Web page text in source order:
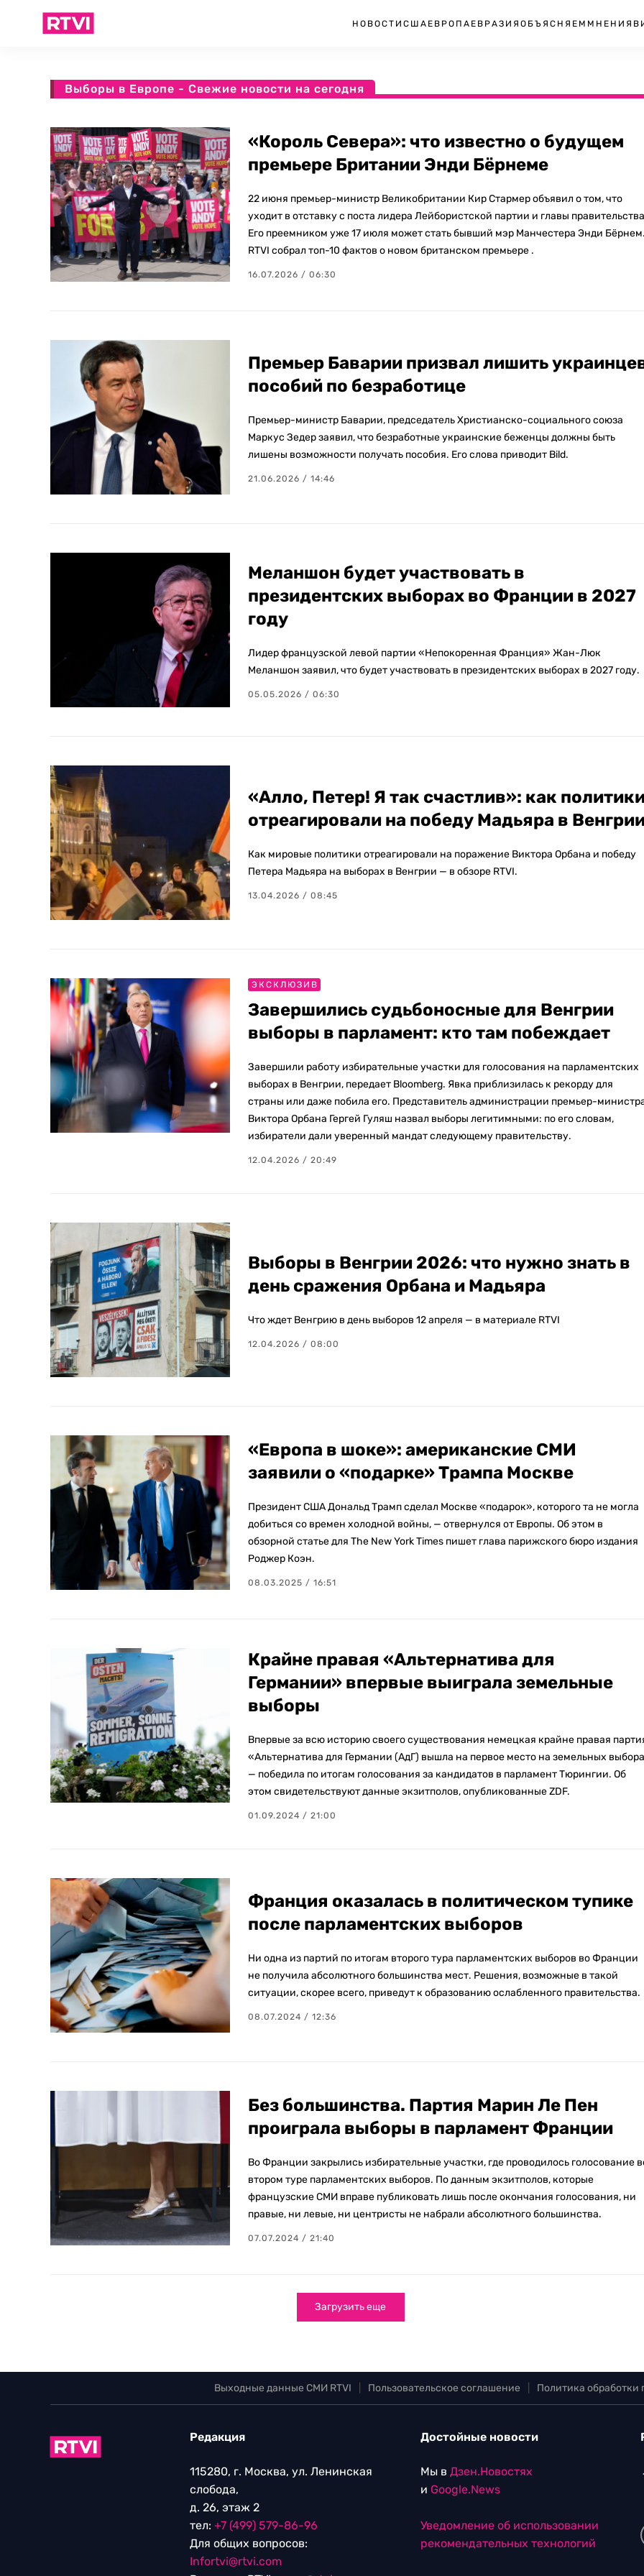
НОВОСТИ США ЕВРОПА ЕВРАЗИЯ ОБЪЯСНЯЕМ МНЕНИЯ
Выборы в Европе - Свежие новости на сегодня
«Король Севера»: что известно о будущем
премьере Британии Энди Бёрнеме
22 июня премьер-министр Великобритании Кир Стармер объявил о том, что
уходит в отставку с поста лидера Лейбористской партии и главы
Его преемником уже 17 июля может стать бывший мэр Манчестера Энди
RTVI собрал топ-10 фактов о новом британском премьере .
16.07.2026 / 06:30
Премьер Баварии призвал лишить
пособий по безработице
Премьер-министр Баварии, председатель Христианско-социального союза
Маркус Зедер заявил, что безработные украинские беженцы должны быть
лишены возможности получать пособия. Его слова приводит Bild.
21.06.2026 / 14:46
Меланшон будет участвовать в
президентских выборах во Франции в 2027
году
Лидер французской левой партии «Непокоренная Франция» Жан-Люк
Меланшон заявил, что будет участвовать в президентских выборах в 2027 году.
05.05.2026 / 06:30
«Алло, Петер! Я так счастлив»: как
отреагировали на победу Мадьяра в
Как мировые политики отреагировали на поражение Виктора Орбана и победу
Петера Мадьяра на выборах в Венгрии — в обзоре RTVI.
13.04.2026 / 08:45
ЭКСКЛЮЗИВ
Завершились судьбоносные для Венгрии
выборы в парламент: кто там побеждает
Завершили работу избирательные участки для голосования на парламентских
выборах в Венгрии, передает Bloomberg. Явка приблизилась к рекорду для
страны или даже побила его. Представитель администрации премьер-
Виктора Орбана Гергей Гуляш назвал выборы легитимными: по его словам,
избиратели дали уверенный мандат следующему правительству.
12.04.2026 / 20:49
Выборы в Венгрии 2026: что нужно знать в
день сражения Орбана и Мадьяра
Что ждет Венгрию в день выборов 12 апреля — в материале RTVI
12.04.2026 / 08:00
«Европа в шоке»: американские СМИ
заявили о «подарке» Трампа Москве
Президент США Дональд Трамп сделал Москве «подарок», которого та не могла
добиться со времен холодной войны, — отвернулся от Европы. Об этом в
обзорной статье для The New York Times пишет глава парижского бюро издания
Роджер Коэн.
08.03.2025 / 16:51
Крайне правая «Альтернатива для
Германии» впервые выиграла земельные
выборы
Впервые за всю историю своего существования немецкая крайне правая
«Альтернатива для Германии (АдГ) вышла на первое место на земельных
— победила по итогам голосования за кандидатов в парламент Тюрингии. Об
этом свидетельствуют данные экзитполов, опубликованные ZDF.
01.09.2024 / 21:00
Франция оказалась в политическом тупике
после парламентских выборов
Ни одна из партий по итогам второго тура парламентских выборов во Франции
не получила абсолютного большинства мест. Решения, возможные в такой
ситуации, скорее всего, приведут к образованию ослабленного правительства.
08.07.2024 / 12:36
Без большинства. Партия Марин Ле Пен
проиграла выборы в парламент Франции
Во Франции закрылись избирательные участки, где проводилось голосование
втором туре парламентских выборов. По данным экзитполов, которые
французские СМИ вправе публиковать лишь после окончания голосования, ни
правые, ни левые, ни центристы не набрали абсолютного большинства.
07.07.2024 / 21:40
Загрузить еще
Выходные данные СМИ RTVI Пользовательское соглашение Политика
Редакция
115280, г. Москва, ул. Ленинская
слобода,
д. 26, этаж 2
тел: +7 (499) 579-86-96
Для общих вопросов:
Infortvi@rtvi.com
Достойные новости
Мы в Дзен.Новостях
и Google.News
Уведомление об использовании
рекомендательных технологий